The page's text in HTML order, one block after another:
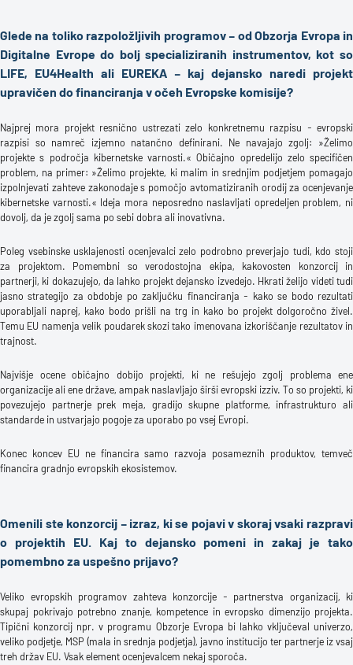
Glede na toliko razpoložljivih programov – od Obzorja Evropa in
Digitalne Evrope do bolj specializiranih instrumentov, kot so
LIFE, EU4Health ali EUREKA – kaj dejansko naredi projekt
upravičen do financiranja v očeh Evropske komisije?
Najprej mora projekt resnično ustrezati zelo konkretnemu razpisu - evropski
razpisi so namreč izjemno natančno definirani. Ne navajajo zgolj: »Želimo
projekte s področja kibernetske varnosti.« Običajno opredelijo zelo specifičen
problem, na primer: »Želimo projekte, ki malim in srednjim podjetjem pomagajo
izpolnjevati zahteve zakonodaje s pomočjo avtomatiziranih orodij za ocenjevanje
kibernetske varnosti.« Ideja mora neposredno naslavljati opredeljen problem, ni
dovolj, da je zgolj sama po sebi dobra ali inovativna.
Poleg vsebinske usklajenosti ocenjevalci zelo podrobno preverjajo tudi, kdo stoji
za projektom. Pomembni so verodostojna ekipa, kakovosten konzorcij in
partnerji, ki dokazujejo, da lahko projekt dejansko izvedejo. Hkrati želijo videti tudi
jasno strategijo za obdobje po zaključku financiranja - kako se bodo rezultati
uporabljali naprej, kako bodo prišli na trg in kako bo projekt dolgoročno živel.
Temu EU namenja velik poudarek skozi tako imenovana izkoriščanje rezultatov in
trajnost.
Najvišje ocene običajno dobijo projekti, ki ne rešujejo zgolj problema ene
organizacije ali ene države, ampak naslavljajo širši evropski izziv. To so projekti, ki
povezujejo partnerje prek meja, gradijo skupne platforme, infrastrukturo ali
standarde in ustvarjajo pogoje za uporabo po vsej Evropi.
Konec koncev EU ne financira samo razvoja posameznih produktov, temveč
financira gradnjo evropskih ekosistemov.
Omenili ste konzorcij – izraz, ki se pojavi v skoraj vsaki razpravi
o projektih EU. Kaj to dejansko pomeni in zakaj je tako
pomembno za uspešno prijavo?
Veliko evropskih programov zahteva konzorcije - partnerstva organizacij, ki
skupaj pokrivajo potrebno znanje, kompetence in evropsko dimenzijo projekta.
Tipični konzorcij npr. v programu Obzorje Evropa bi lahko vključeval univerzo,
veliko podjetje, MSP (mala in srednja podjetja), javno institucijo ter partnerje iz vsaj
treh držav EU. Vsak element ocenjevalcem nekaj sporoča.